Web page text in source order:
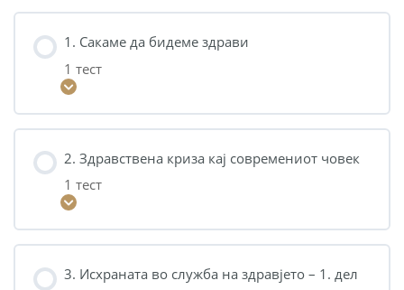
1. Сакаме да бидеме здрави
1 тест
2. Здравствена криза кај современиот човек
1 тест
3. Исхраната во служба на здравјето – 1. дел